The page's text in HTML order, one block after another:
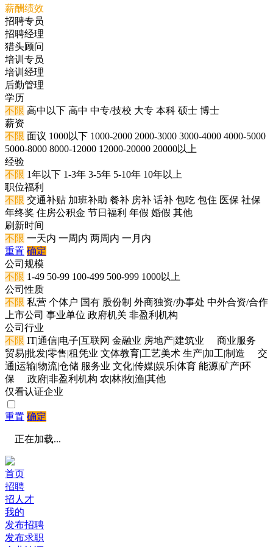
薪酬绩效
招聘专员
招聘经理
猎头顾问
培训专员
培训经理
后勤管理
学历
不限 高中以下 高中 中专/技校 大专 本科 硕士 博士
薪资
不限 面议 1000以下 1000-2000 2000-3000 3000-4000 4000-5000
5000-8000 8000-12000 12000-20000 20000以上
经验
不限 1年以下 1-3年 3-5年 5-10年 10年以上
职位福利
不限 交通补贴 加班补助 餐补 房补 话补 包吃 包住 医保 社保
年终奖 住房公积金 节日福利 年假 婚假 其他
刷新时间
不限 一天内 一周内 两周内 一月内
重置 确定
公司规模
不限 1-49 50-99 100-499 500-999 1000以上
公司性质
不限 私营 个体户 国有 股份制 外商独资/办事处 中外合资/合作
上市公司 事业单位 政府机关 非盈利机构
公司行业
不限 IT|通信|电子|互联网 金融业 房地产|建筑业
商业服务
贸易|批发|零售|租凭业 文体教育|工艺美术 生产|加工|制造
交
通|运输|物流|仓储 服务业 文化|传媒|娱乐|体育 能源|矿产|环
保
政府|非盈利机构 农|林|牧|渔|其他
仅看认证企业
重置 确定
正在加载...
首页
招聘
招人才
我的
发布招聘
发布求职